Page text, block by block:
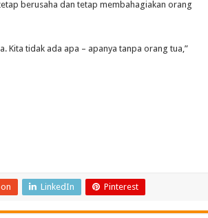
berusaha dan tetap membahagiakan orang
Kita tidak ada apa – apanya tanpa orang tua,”
LinkedIn Pinterest